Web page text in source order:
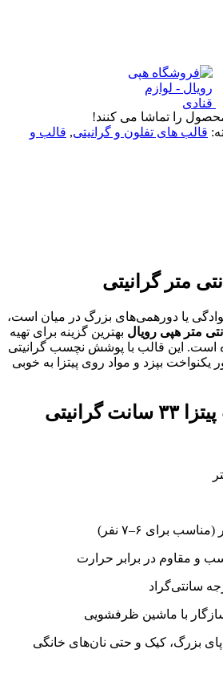
را تماشا می کنند!
قالب های تفلون و گرانیتی, قالب و
یا دورهمی‌های بزرگ در میان است،
بهترین گزینه برای تهیه
است. این قالب با پوشش نچسب گرانیتی
بپزد و مواد روی پیتزا به خوبی
گرانیتی
و مقاوم در برابر حرارت
با ماشین ظرفشویی
پای بزرگ، کیک و حتی نان‌های خانگی